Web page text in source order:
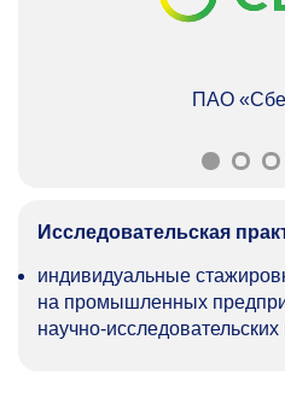
ПАО
Исследовательская
индивидуальные
на промышленных
научно-исследовательских